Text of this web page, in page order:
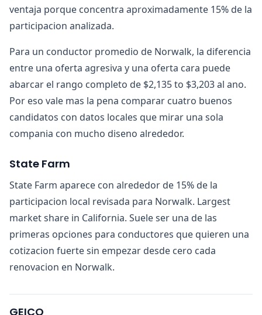
ventaja porque concentra aproximadamente 15% de la
participacion analizada.
Para un conductor promedio de Norwalk, la diferencia
entre una oferta agresiva y una oferta cara puede
abarcar el rango completo de $2,135 to $3,203 al ano.
Por eso vale mas la pena comparar cuatro buenos
candidatos con datos locales que mirar una sola
compania con mucho diseno alrededor.
State Farm
State Farm aparece con alrededor de 15% de la
participacion local revisada para Norwalk. Largest
market share in California. Suele ser una de las
primeras opciones para conductores que quieren una
cotizacion fuerte sin empezar desde cero cada
renovacion en Norwalk.
GEICO